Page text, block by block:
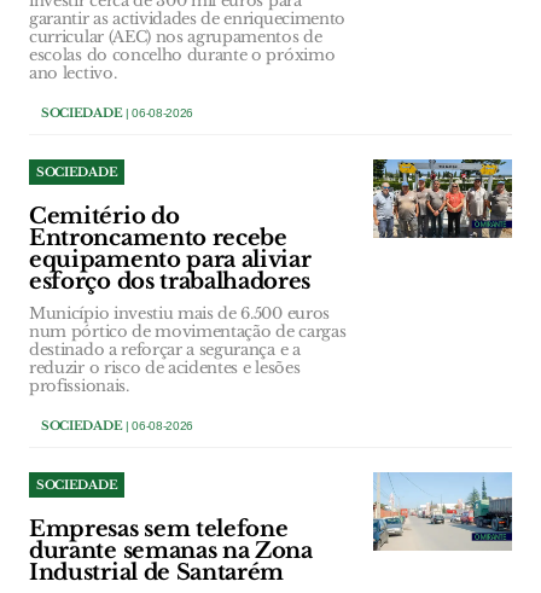
garantir as actividades de enriquecimento
curricular (AEC) nos agrupamentos de
escolas do concelho durante o próximo
ano lectivo.
SOCIEDADE| 06-08-2026
SOCIEDADE
Cemitério do
Entroncamento recebe
equipamento para aliviar
esforço dos trabalhadores
Município investiu mais de 6.500 euros
num pórtico de movimentação de cargas
destinado a reforçar a segurança e a
reduzir o risco de acidentes e lesões
profissionais.
SOCIEDADE| 06-08-2026
SOCIEDADE
Empresas sem telefone
durante semanas na Zona
Industrial de Santarém